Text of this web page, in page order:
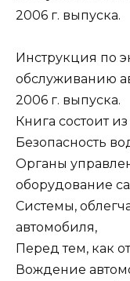
2006 г. выпуска.
Инструкция по
обслуживанию
2006 г. выпуска.
Книга состоит
Безопасность
Органы
оборудование
Системы,
автомобиля,
Перед тем, как
Вождение